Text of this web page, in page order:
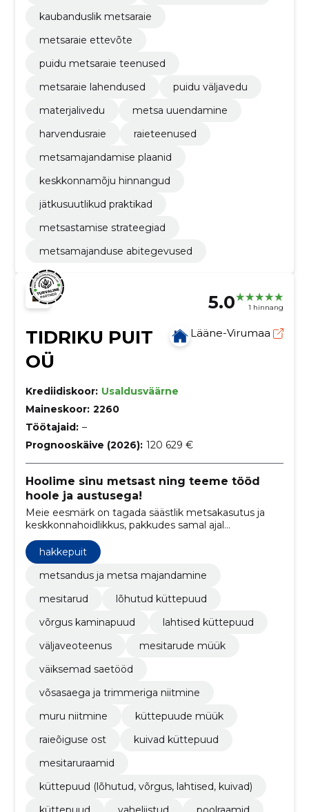
kaubanduslik metsaraie
metsaraie ettevõte
puidu metsaraie teenused
metsaraie lahendused
puidu väljavedu
materjalivedu
metsa uuendamine
harvendusraie
raieteenused
metsamajandamise plaanid
keskkonnamõju hinnangud
jätkusuutlikud praktikad
metsastamise strateegiad
metsamajanduse abitegevused
5.0 1 hinnang
TIDRIKU PUIT
OÜ
Lääne-Virumaa
Krediidiskoor: Usaldusväärne
Maineskoor: 2260
Töötajaid: –
Prognooskäive (2026): 120 629 €
Hoolime sinu metsast ning teeme tööd
hoole ja austusega!
Meie eesmärk on tagada säästlik metsakasutus ja
keskkonnahoidlikkus, pakkudes samal ajal
teenuseid.
hakkepuit
metsandus ja metsa majandamine
mesitarud
lõhutud küttepuud
võrgus kaminapuud
lahtised küttepuud
väljaveoteenus
mesitarude müük
väiksemad saetööd
võsasaega ja trimmeriga niitmine
muru niitmine
küttepuude müük
raieõiguse ost
kuivad küttepuud
mesitaruraamid
küttepuud (lõhutud, võrgus, lahtised, kuivad)